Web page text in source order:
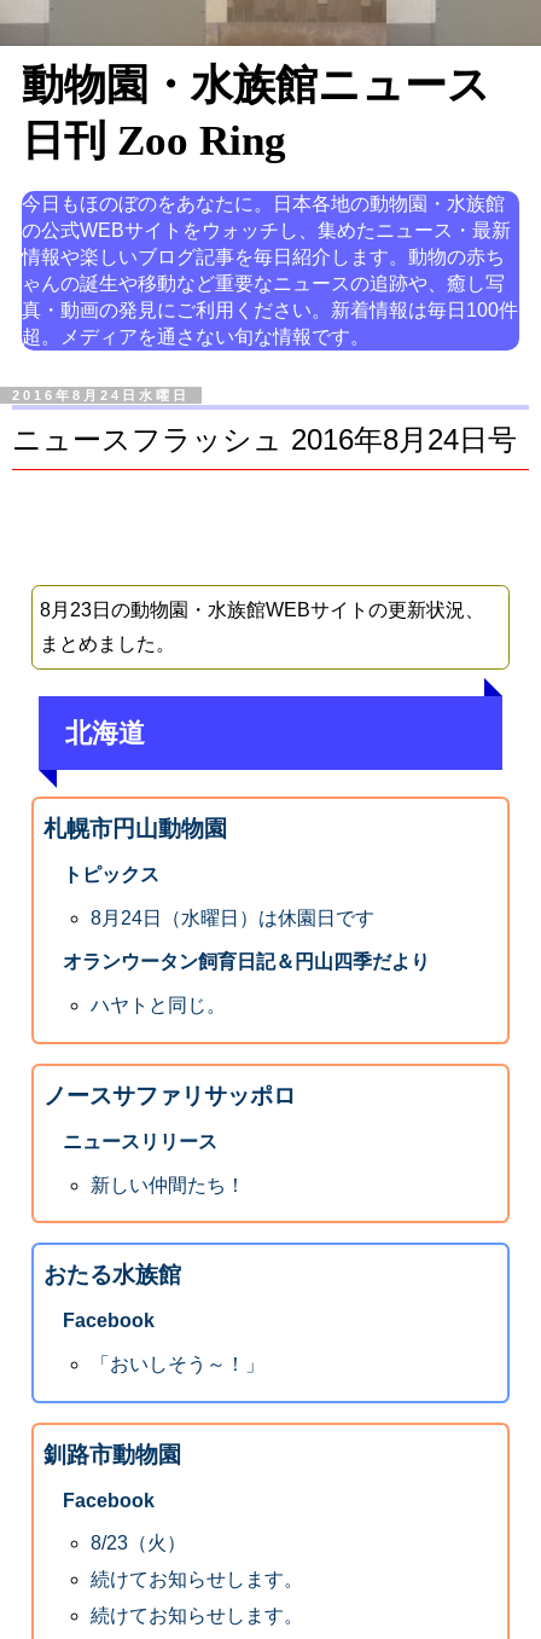
動物園・水族館ニュース
日刊 Zoo Ring
今日もほのぼのをあなたに。日本各地の動物園・水族館
の公式WEBサイトをウォッチし、集めたニュース・最新
情報や楽しいブログ記事を毎日紹介します。動物の赤ち
ゃんの誕生や移動など重要なニュースの追跡や、癒し写
真・動画の発見にご利用ください。新着情報は毎日100件
超。メディアを通さない旬な情報です。
2016年8月24日水曜日
ニュースフラッシュ 2016年8月24日号
8月23日の動物園・水族館WEBサイトの更新状況、
まとめました。
北海道
札幌市円山動物園
トピックス
8月24日（水曜日）は休園日です
オランウータン飼育日記＆円山四季だより
ハヤトと同じ。
ノースサファリサッポロ
ニュースリリース
新しい仲間たち！
おたる水族館
Facebook
「おいしそう～！」
釧路市動物園
Facebook
8/23（火）
続けてお知らせします。
続けてお知らせします。